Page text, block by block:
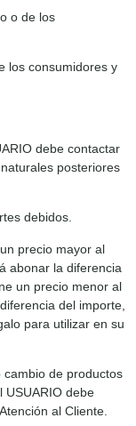
o de los
los consumidores y
debe contactar
posteriores
debidos.
precio mayor al
abonar la diferencia
un precio menor al
del importe,
para utilizar en su
cambio de productos
USUARIO debe
al Cliente.